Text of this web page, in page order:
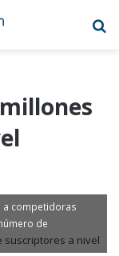
a competidoras
de